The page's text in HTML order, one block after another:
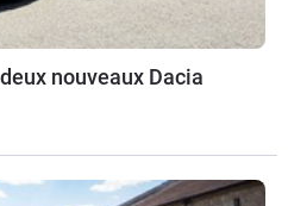
nouveaux Dacia